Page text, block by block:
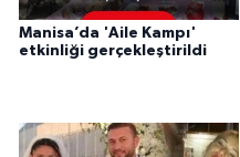
Manisa’da 'Aile Kampı'
etkinliği gerçekleştirildi